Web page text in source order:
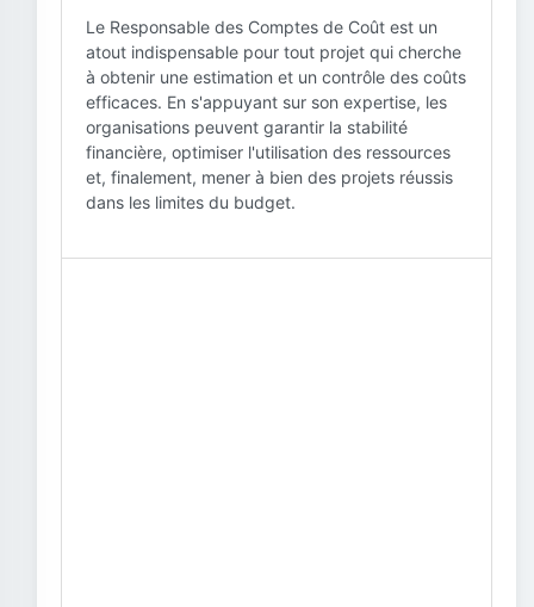
Le Responsable des Comptes de Coût est un
atout indispensable pour tout projet qui cherche
à obtenir une estimation et un contrôle des coûts
efficaces. En s'appuyant sur son expertise, les
organisations peuvent garantir la stabilité
financière, optimiser l'utilisation des ressources
et, finalement, mener à bien des projets réussis
dans les limites du budget.